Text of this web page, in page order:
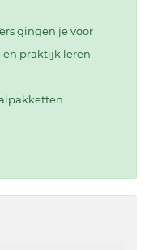
gingen je voor
praktijk leren